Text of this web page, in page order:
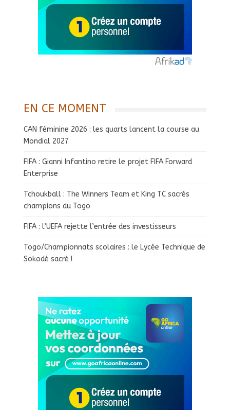
EN CE MOMENT
CAN féminine 2026 : les quarts lancent la course au
Mondial 2027
FIFA : Gianni Infantino retire le projet FIFA Forward
Enterprise
Tchoukball : The Winners Team et King TC sacrés
champions du Togo
FIFA : l’UEFA rejette l’entrée des investisseurs
Togo/Championnats scolaires : le Lycée Technique de
Sokodé sacré !